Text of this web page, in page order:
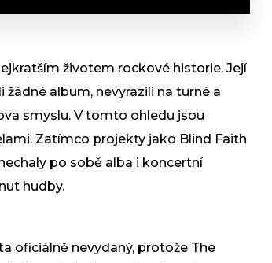
životem rockové historie. Její
album, nevyrazili na turné a
smyslu. V tomto ohledu jsou
Zatímco projekty jako Blind Faith
po sobě alba i koncertní
hudby.
oficiálně nevydaný, protože The